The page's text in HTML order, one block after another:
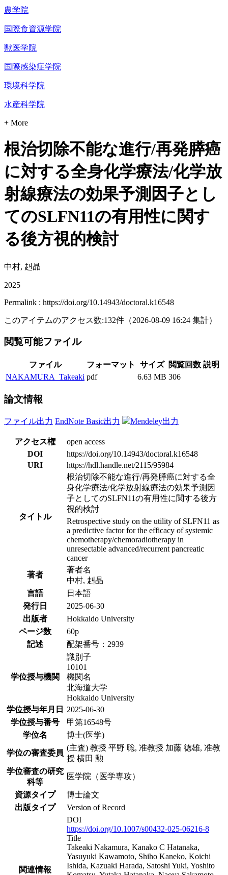
農学院
国際食資源学院
獣医学院
国際感染症学院
環境科学院
水産科学院
+ More
根治切除不能な進行/再発膵癌
に対する全身化学療法/化学放
射線療法の効果予測因子とし
てのSLFN11の有用性に関す
る後方視的検討
中村, 赳晶
2025
Permalink : https://doi.org/10.14943/doctoral.k16548
このアイテムのアクセス数:132件 （2026-08-09 16:24 集計）
閲覧可能ファイル
ファイル フォーマット サイズ 閲覧回数 説明
NAKAMURA_Takeaki pdf 6.63 MB 306
論文情報
ファイル出力 EndNote Basic出力 Mendeley出力
アクセス権
open access
DOI
https://doi.org/10.14943/doctoral.k16548
URI
https://hdl.handle.net/2115/95984
タイトル
根治切除不能な進行/再発膵癌に対する全
身化学療法/化学放射線療法の効果予測因
子としてのSLFN11の有用性に関する後方
視的検討
Retrospective study on the utility of SLFN11 as
a predictive factor for the efficacy of systemic
chemotherapy/chemoradiotherapy in
unresectable advanced/recurrent pancreatic
cancer
著者
著者名
中村, 赳晶
言語
日本語
発行日
2025-06-30
出版者
Hokkaido University
ページ数
60p
記述
配架番号：2939
学位授与機関
識別子
10101
機関名
北海道大学
Hokkaido University
学位授与年月日
2025-06-30
学位授与番号
甲第16548号
学位名
博士(医学)
学位の審査委員
(主査) 教授 平野 聡, 准教授 加藤 徳雄, 准教
授 横田 勲
学位審査の研究
科等
医学院（医学専攻）
資源タイプ
博士論文
出版タイプ
Version of Record
関連情報
DOI
https://doi.org/10.1007/s00432-025-06216-8
Title
Takeaki Nakamura, Kanako C Hatanaka,
Yasuyuki Kawamoto, Shiho Kaneko, Koichi
Ishida, Kazuaki Harada, Satoshi Yuki, Yoshito